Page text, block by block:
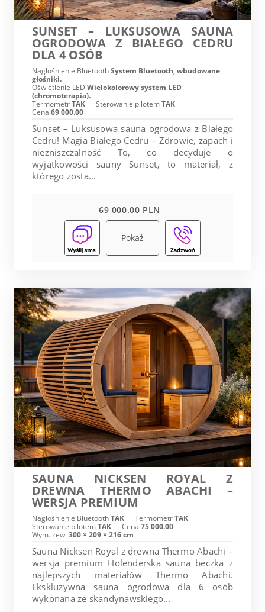
SUNSET – LUKSUSOWA SAUNA
OGRODOWA Z BIAŁEGO CEDRU
DLA 4 OSÓB
Nagłośnienie BluetoothSystem Bluetooth, wbudowane
głośniki.
Oświetlenie LED Wielokolorowy system LED
(chromoterapia).
TermometrTAK Sterowanie pilotemTAK
Cena 69 000.00
Sunset – Luksusowa sauna ogrodowa z Białego
Cedru! Magia Białego Cedru – Zdrowie, zapach i
niezniszczalność To, co decyduje o
wyjątkowości sauny Sunset, to materiał, z
którego zosta...
69 000.00 PLN
Pokaż
SAUNA NICKSEN ROYAL Z
DREWNA THERMO ABACHI –
WERSJA PREMIUM
Nagłośnienie BluetoothTAK TermometrTAK
Sterowanie pilotemTAK Cena 75 000.00
Wym. zew:300 × 209 × 216 cm
Sauna Nicksen Royal z drewna Thermo Abachi –
wersja premium Holenderska sauna beczka z
najlepszych materiałów Thermo Abachi.
Ekskluzywna sauna ogrodowa dla 6 osób
wykonana ze skandynawskiego...